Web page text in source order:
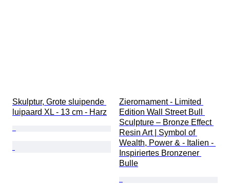
Skulptur, Grote sluipende
luipaard XL - 13 cm - Harz
Zierornament - Limited
Edition Wall Street Bull
Sculpture – Bronze Effect
Resin Art | Symbol of
Wealth, Power & - Italien -
Inspiriertes Bronzener
Bulle